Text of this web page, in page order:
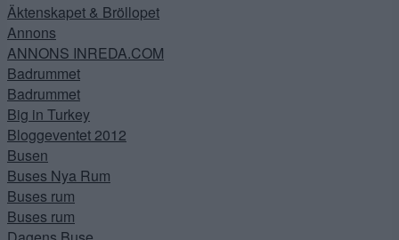
Äktenskapet & Bröllopet
Annons
ANNONS INREDA.COM
Badrummet
Badrummet
Big in Turkey
Bloggeventet 2012
Busen
Buses Nya Rum
Buses rum
Buses rum